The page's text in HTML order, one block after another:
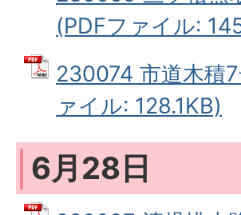
(PDFファイル:
230074 市道木積
ァイル: 128.1KB)
6月28日